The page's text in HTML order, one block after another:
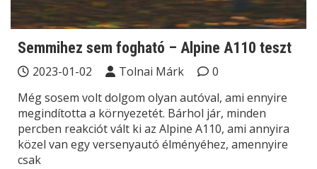
Semmihez sem fogható – Alpine A110 teszt
2023-01-02 Tolnai Márk
0
Még sosem volt dolgom olyan autóval, ami ennyire
megindította a környezetét. Bárhol jár, minden
percben reakciót vált ki az Alpine A110, ami annyira
közel van egy versenyautó élményéhez, amennyire
csak